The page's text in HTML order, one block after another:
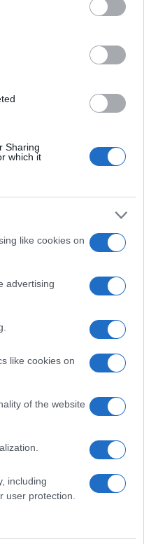
Sharing
which it
like cookies on
advertising
like cookies on
of the website
including
user protection.
Οι
το
Προβληματίζει
Αντίστροφη
ελληνική
Τι πρέπει να
μωβ μέδουσα
Πώς να κάνετε
διακοπές
ΑΕΚ: Πρόβα
Super Cup